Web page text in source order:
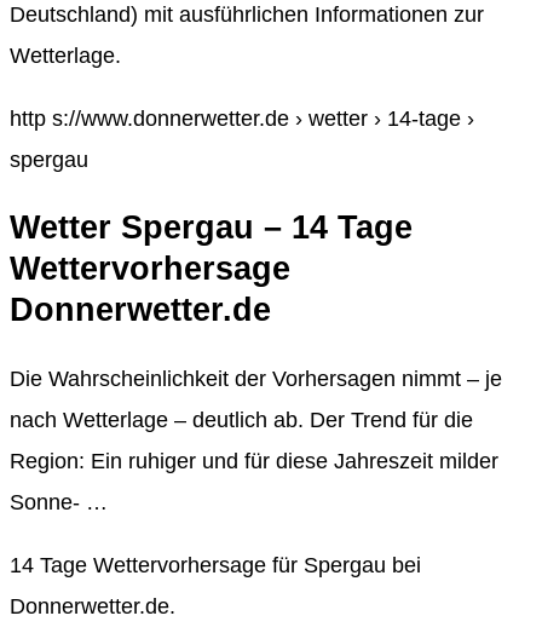
Deutschland) mit ausführlichen Informationen zur
Wetterlage.
http s://www.donnerwetter.de › wetter › 14-tage ›
spergau
Wetter Spergau – 14 Tage
Wettervorhersage
Donnerwetter.de
Die Wahrscheinlichkeit der Vorhersagen nimmt – je
nach Wetterlage – deutlich ab. Der Trend für die
Region: Ein ruhiger und für diese Jahreszeit milder
Sonne- …
14 Tage Wettervorhersage für Spergau bei
Donnerwetter.de.